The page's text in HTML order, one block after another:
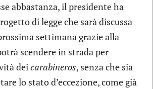
abbastanza, il presidente ha
di legge che sarà discussa
settimana grazie alla
scendere in strada per
deicarabineros, senza che sia
lo stato d’eccezione, come già